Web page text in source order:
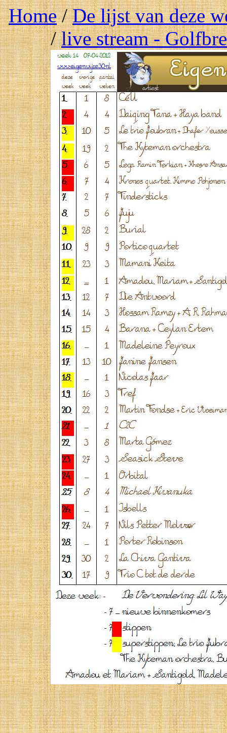
Home/De lijst van deze
/live stream -